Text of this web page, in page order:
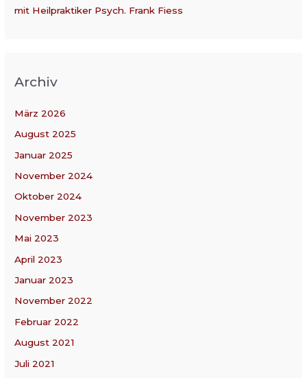
mit Heilpraktiker Psych. Frank Fiess
Archiv
März 2026
August 2025
Januar 2025
November 2024
Oktober 2024
November 2023
Mai 2023
April 2023
Januar 2023
November 2022
Februar 2022
August 2021
Juli 2021